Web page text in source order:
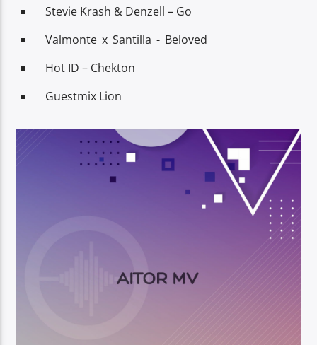
Stevie Krash & Denzell – Go
Valmonte_x_Santilla_-_Beloved
Hot ID – Chekton
Guestmix Lion